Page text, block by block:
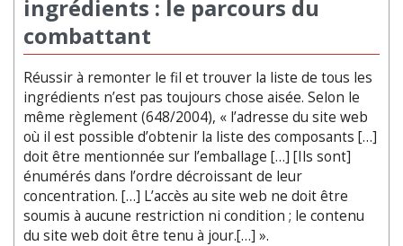
ingrédients : le parcours du
combattant
Réussir à remonter le fil et trouver la liste de tous les
ingrédients n’est pas toujours chose aisée. Selon le
même règlement (648/2004), « l’adresse du site web
où il est possible d’obtenir la liste des composants […]
doit être mentionnée sur l’emballage […] [Ils sont]
énumérés dans l’ordre décroissant de leur
concentration. […] L’accès au site web ne doit être
soumis à aucune restriction ni condition ; le contenu
du site web doit être tenu à jour.[…] ».